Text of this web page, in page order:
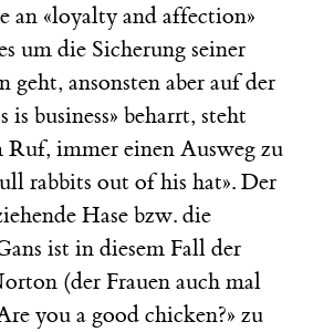
an «loyalty and affection»
um die Sicherung seiner
geht, ansonsten aber auf der
is business» beharrt, steht
immer einen Ausweg zu
rabbits out of his hat». Der
Hase bzw. die
ist in diesem Fall der
(der Frauen auch mal
you a good chicken?» zu